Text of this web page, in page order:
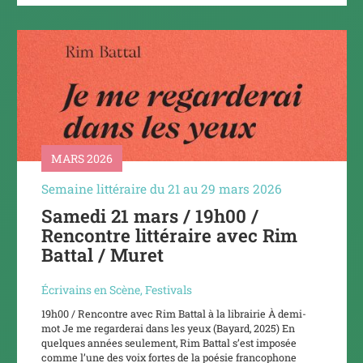
MARS 2026
Semaine littéraire du 21 au 29 mars 2026
Samedi 21 mars / 19h00 /
Rencontre littéraire avec Rim
Battal / Muret
Écrivains en Scène, Festivals
19h00 / Rencontre avec Rim Battal à la librairie À demi-
mot Je me regarderai dans les yeux (Bayard, 2025) En
quelques années seulement, Rim Battal s’est imposée
comme l’une des voix fortes de la poésie francophone